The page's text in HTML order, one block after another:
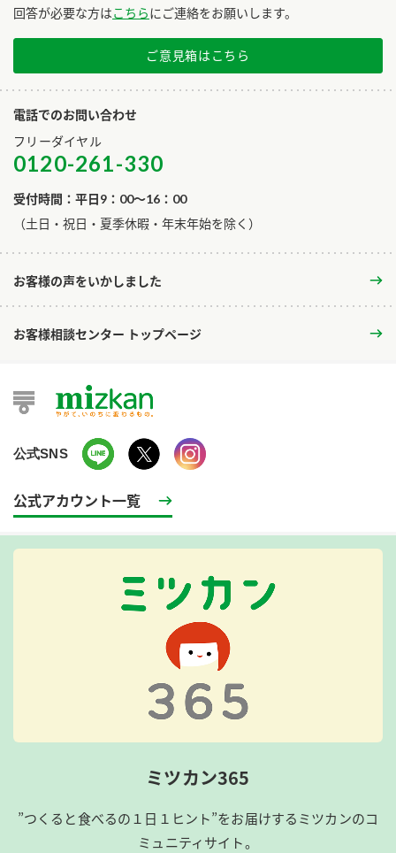
回答が必要な方はこちらにご連絡をお願いします。
ご意見箱はこちら
電話でのお問い合わせ
フリーダイヤル
0120-261-330
受付時間：平日9：00～16：00
​（土日・祝日・夏季休暇・年末年始を除く）
お客様の声をいかしました
お客様相談センター トップページ
公式SNS
公式アカウント一覧
ミツカン365
”つくると食べるの１日１ヒント”をお届けするミツカンのコ
ミュニティサイト。